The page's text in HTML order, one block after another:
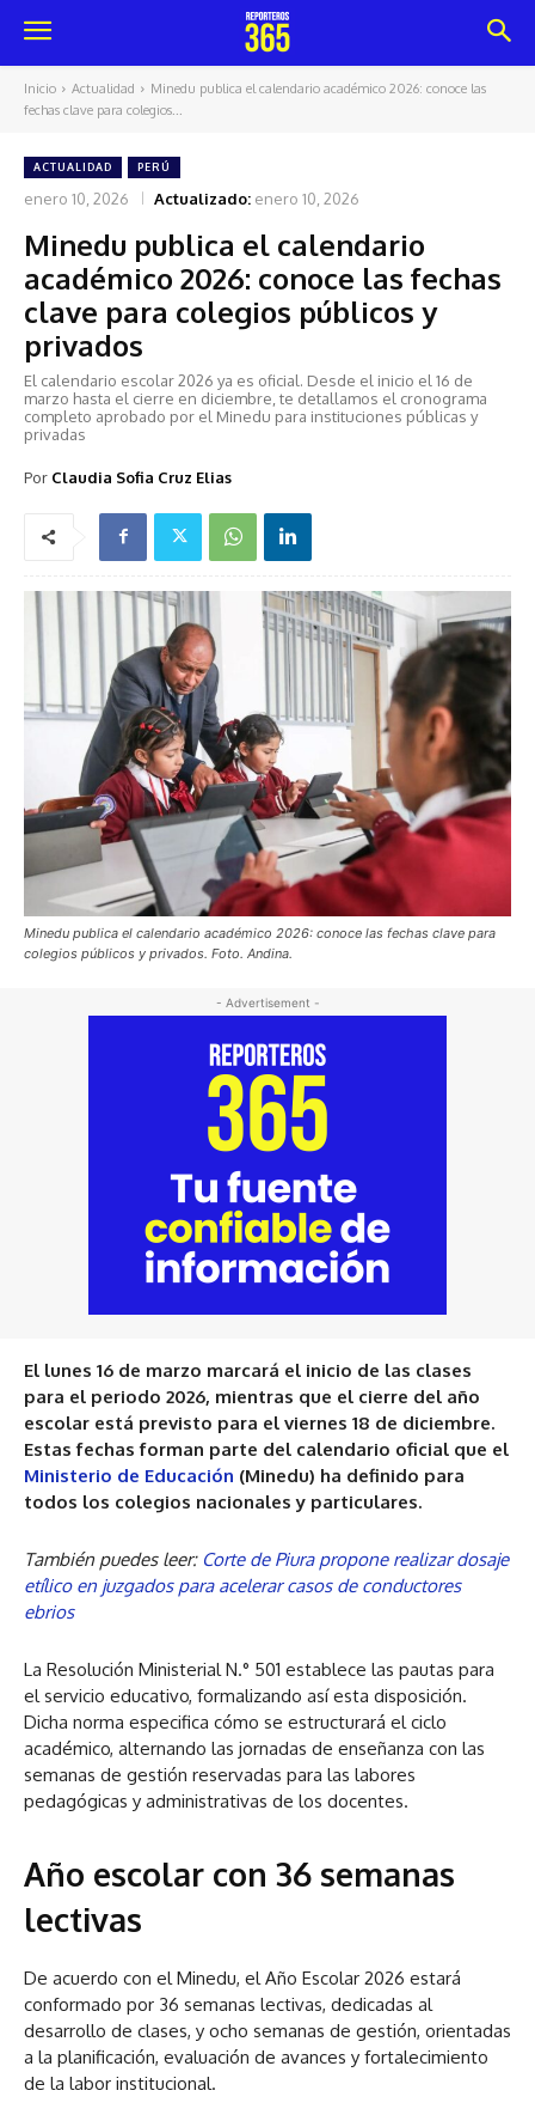
Inicio Actualidad
Minedu publica el calendario académico 2026: conoce las
fechas clave para colegios...
ACTUALIDAD PERÚ
enero 10, 2026 Actualizado: enero 10, 2026
Minedu publica el calendario
académico 2026: conoce las fechas
clave para colegios públicos y
privados
El calendario escolar 2026 ya es oficial. Desde el inicio el 16 de
marzo hasta el cierre en diciembre, te detallamos el cronograma
completo aprobado por el Minedu para instituciones públicas y
privadas
Por Claudia Sofia Cruz Elias
Minedu publica el calendario académico 2026: conoce las fechas clave para
colegios públicos y privados. Foto. Andina.
- Advertisement -
El lunes 16 de marzo marcará el inicio de las clases
para el periodo 2026, mientras que el cierre del año
escolar está previsto para el viernes 18 de diciembre.
Estas fechas forman parte del calendario oficial que el
Ministerio de Educación (Minedu) ha definido para
todos los colegios nacionales y particulares.
También puedes leer: Corte de Piura propone realizar dosaje
etílico en juzgados para acelerar casos de conductores
ebrios
La Resolución Ministerial N.° 501 establece las pautas para
el servicio educativo, formalizando así esta disposición.
Dicha norma especifica cómo se estructurará el ciclo
académico, alternando las jornadas de enseñanza con las
semanas de gestión reservadas para las labores
pedagógicas y administrativas de los docentes.
Año escolar con 36 semanas
lectivas
De acuerdo con el Minedu, el Año Escolar 2026 estará
conformado por 36 semanas lectivas, dedicadas al
desarrollo de clases, y ocho semanas de gestión, orientadas
a la planificación, evaluación de avances y fortalecimiento
de la labor institucional.